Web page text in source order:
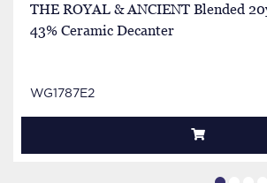
THE ROYAL & ANCIENT Blended
43% Ceramic Decanter
WG1787E2